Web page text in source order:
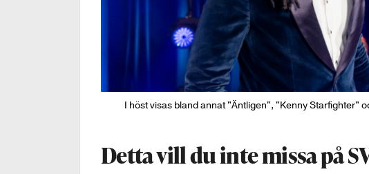
I höst visas bland annat "Äntligen", "Kenny Starfighter"
Detta vill du inte missa på